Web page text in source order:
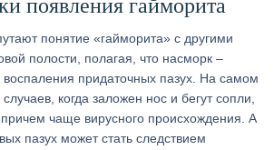
появления гайморита
понятие «гайморита» с другими
полости, полагая, что насморк –
придаточных пазух. На самом
когда заложен нос и бегут сопли,
чаще вирусного происхождения. А
пазух может стать следствием